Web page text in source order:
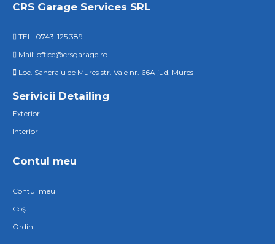
CRS Garage Services SRL
TEL: 0743-125.389
Mail: office@crsgarage.ro
Loc. Sancraiu de Mures str. Vale nr. 66A jud. Mures
Serivicii Detailing
Exterior
Interior
Contul meu
Contul meu
Coş
Ordin